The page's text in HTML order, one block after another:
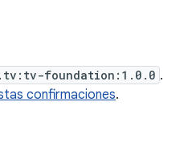
foundation:1.0.0 .
confirmaciones.